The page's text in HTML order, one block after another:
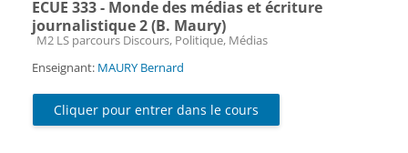
ECUE 333 - Monde des médias et écriture
journalistique 2 (B. Maury)
Catégorie de cours
M2 LS parcours Discours, Politique, Médias
Enseignant: MAURY Bernard
Cliquer pour entrer dans le cours